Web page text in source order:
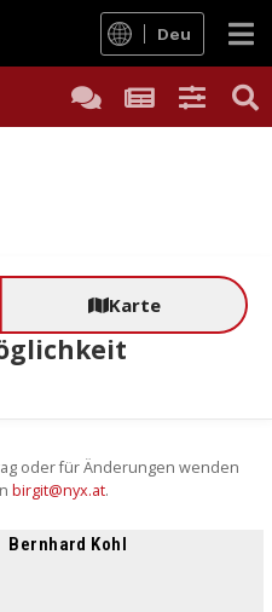
Deu
Karte
oder für Änderungen wenden
birgit@nyx.at.
Bernhard Kohl